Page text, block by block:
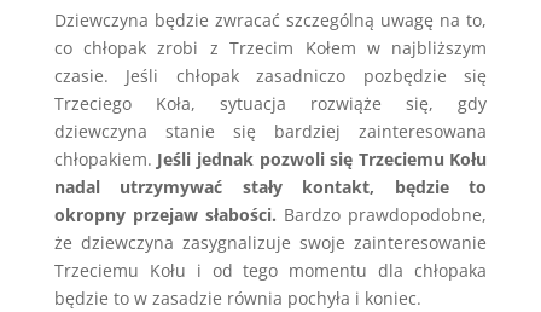
Dziewczyna będzie zwracać szczególną uwagę na to,
co chłopak zrobi z Trzecim Kołem w najbliższym
czasie. Jeśli chłopak zasadniczo pozbędzie się
Trzeciego Koła, sytuacja rozwiąże się, gdy
dziewczyna stanie się bardziej zainteresowana
chłopakiem. Jeśli jednak pozwoli się Trzeciemu Kołu
nadal utrzymywać stały kontakt, będzie to
okropny przejaw słabości. Bardzo prawdopodobne,
że dziewczyna zasygnalizuje swoje zainteresowanie
Trzeciemu Kołu i od tego momentu dla chłopaka
będzie to w zasadzie równia pochyła i koniec.